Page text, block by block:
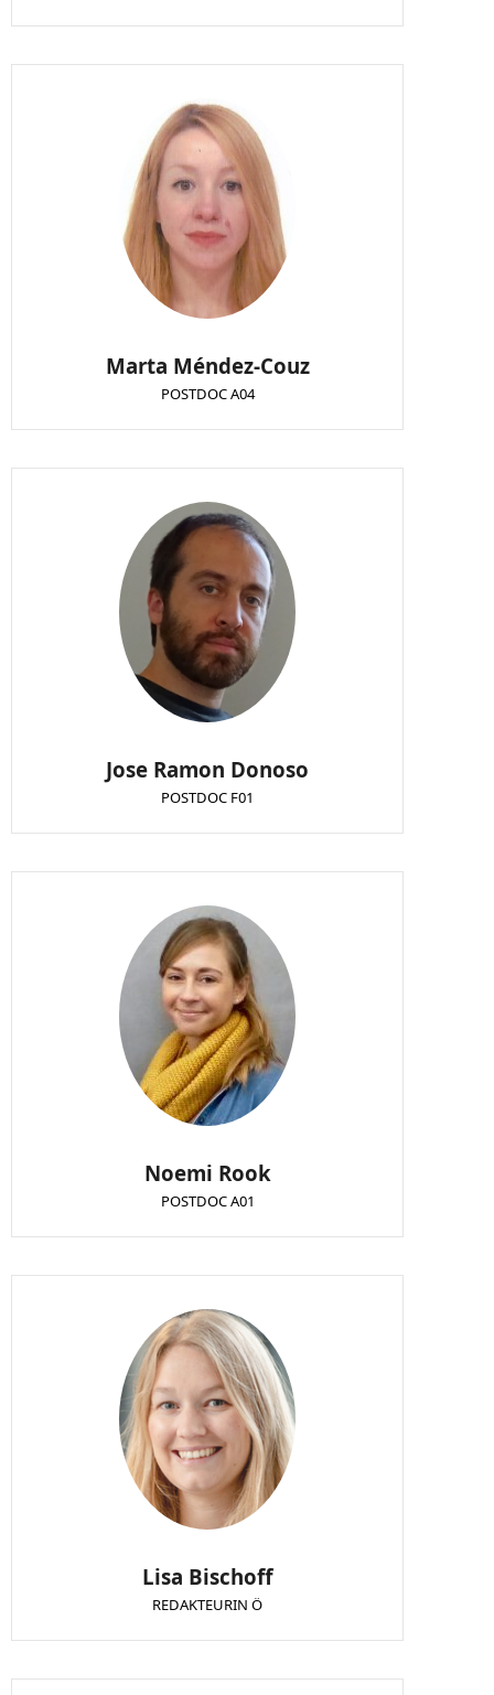
Marta Méndez-Couz
POSTDOC A04
Jose Ramon Donoso
POSTDOC F01
Noemi Rook
POSTDOC A01
Lisa Bischoff
REDAKTEURIN Ö